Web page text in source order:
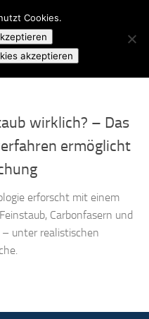
wirklich? – Das
ermöglicht
erforscht mit einem
Carbonfasern und
unter realistischen
Cookies.
akzeptieren